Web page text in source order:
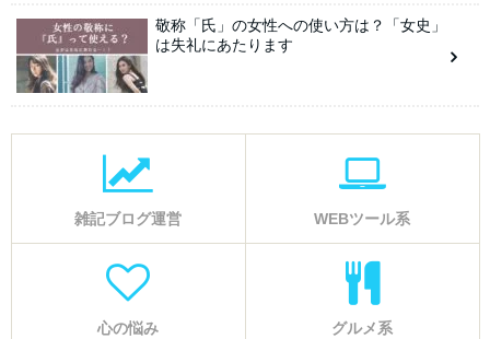
敬称「氏」の女性への使い方は？「女史」
は失礼にあたります
雑記ブログ運営 WEBツール系
心の悩み グルメ系